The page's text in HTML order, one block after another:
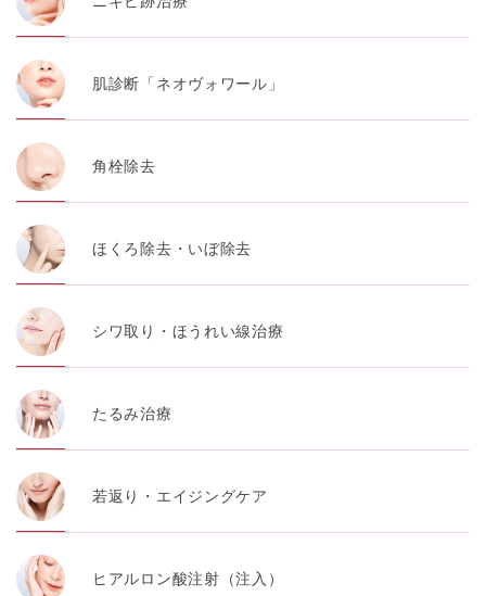
肌診断「ネオヴォワール」
角栓除去
ほくろ除去・いぼ除去
シワ取り・ほうれい線治療
たるみ治療
若返り・エイジングケア
ヒアルロン酸注射（注入）